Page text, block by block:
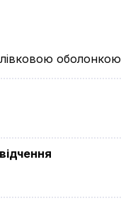
оболонкою